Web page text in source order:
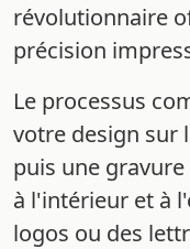
révolutionnaire
précision
Le processus
votre design sur
puis une
à l'intérieur et à
logos ou des